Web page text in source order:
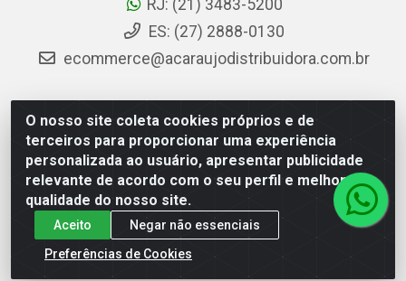
O nosso site coleta cookies próprios e de
terceiros para proporcionar uma experiência
personalizada ao usuário, apresentar publicidade
relevante de acordo com o seu perfil e melhorar a
qualidade do nosso site.
Aceito
Negar não essenciais
Preferências de Cookies
RJ: (21) 3483-5200
ES: (27) 2888-0130
ecommerce@acaraujodistribuidora.com.br
AC Araujo Distribuidora - Rua Carneiro de Campos, 42 -
São Cristóvão, Rio de Janeiro/RJ - CEP 20.920-410 -
CNPJ 08.744.753/0003-85